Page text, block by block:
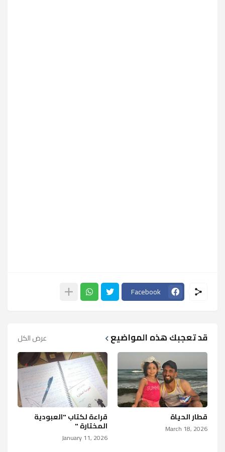
Facebook
قد تعجبك هذه المواضيع عرض الكل
قطار الحياة
March 18, 2026
قراءة لكتاب "العبودية
المختارة "
January 11, 2026